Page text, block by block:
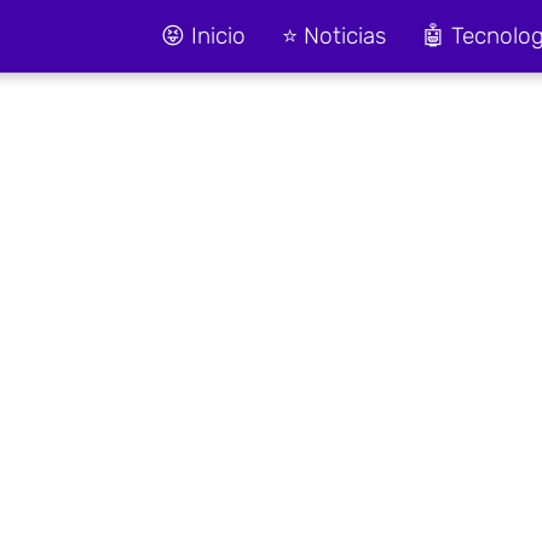
😝 Inicio ⭐ Noticias 🤖